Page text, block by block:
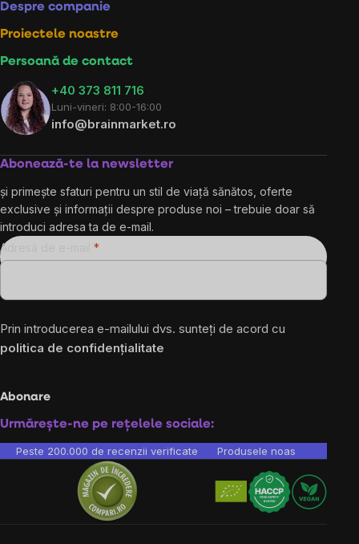
Despre companie
Proiectele noastre
Persoană de contact
+40 373 811 716
Luni-vineri: 8:00-16:00
info@brainmarket.ro
Abonează-te la newsletter
și primește sfaturi pentru un stil de viață sănătos, oferte
exclusive și informații despre produse noi – trebuie doar să
introduci adresa ta de e-mail.
Adresă de e-mail
Prin introducerea e-mailului dvs. sunteți de acord cu
politica de confidențialitate
Abonare
Urmărește-ne pe rețelele sociale:
Peste 200.000 de recenzii verificate Produsele noastre sunt